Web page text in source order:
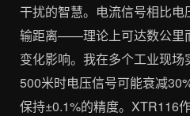
干扰的智慧。电流信号相比
输距离——理论上可达数公里
变化影响。我在多个工业现
500米时电压信号可能衰减
保持±0.1%的精度。XTR116